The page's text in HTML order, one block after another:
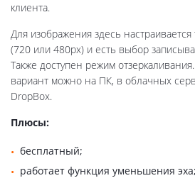
клиента.
Для изображения здесь
(720 или 480px) и есть выбор
Также доступен режим
вариант можно на ПК, в облачных
DropBox.
Плюсы:
бесплатный;
работает функция уменьшения эха;